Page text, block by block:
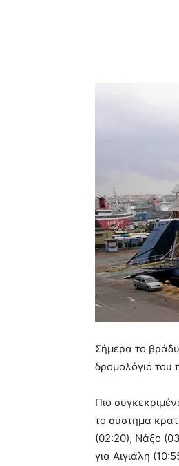
Σήμερα το
δρομολόγιό του
Πιο
το σύστημα
(02:20), Νάξο
για Αιγιάλη